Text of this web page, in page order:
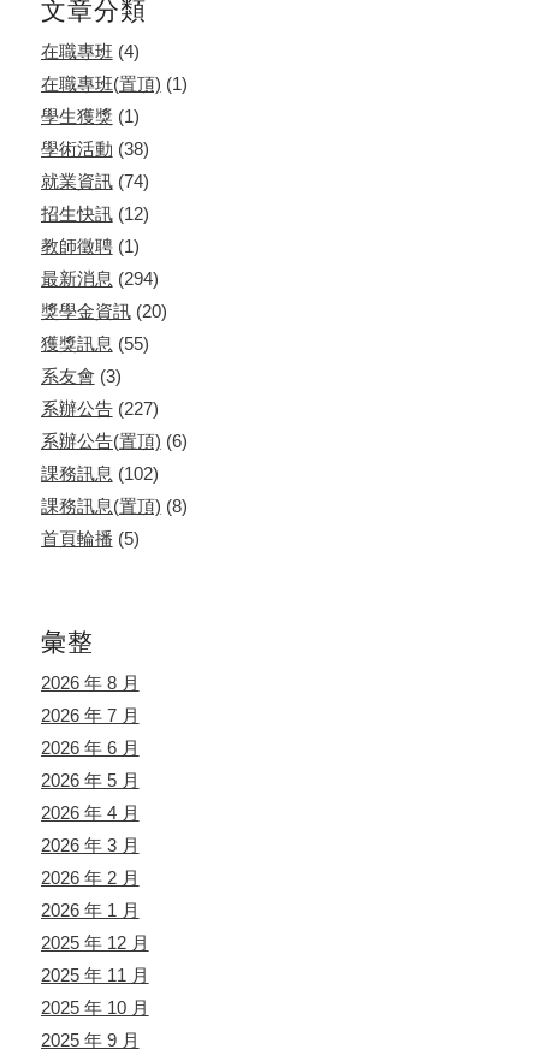
文章分類
在職專班(4)
在職專班(置頂) (1)
學生獲獎 (1)
學術活動 (38)
就業資訊(74)
招生快訊(12)
教師徵聘(1)
最新消息 (294)
獎學金資訊(20)
獲獎訊息 (55)
系友會 (3)
系辦公告(227)
系辦公告(置頂) (6)
課務訊息 (102)
課務訊息(置頂) (8)
首頁輪播 (5)
彙整
2026 年 8 月
2026 年 7 月
2026 年 6 月
2026 年 5 月
2026 年 4 月
2026 年 3 月
2026 年 2 月
2026 年 1 月
2025 年 12 月
2025 年 11 月
2025 年 10 月
2025 年 9 月